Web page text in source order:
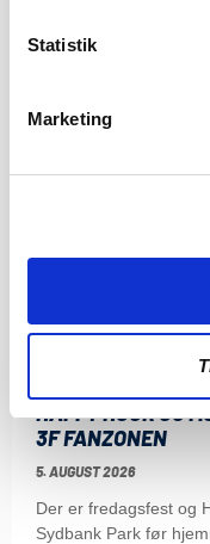
Statistik
Marketing
HAPPY HOUR OG
3F FANZONEN
5. AUGUST 2026
Der er fredagsfest og
Sydbank Park før